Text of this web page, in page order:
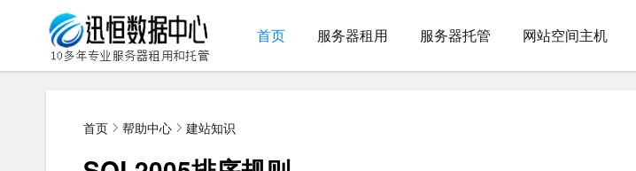
首页 服务器租用 服务器托管 网站空间主机
首页 帮助中心 建站知识